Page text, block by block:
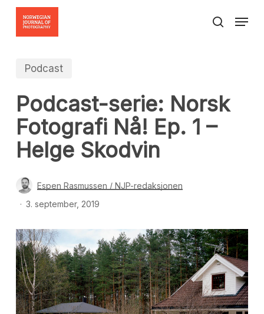
Skip
content
search
Menu
Podcast
Podcast-serie: Norsk
Fotografi Nå! Ep. 1 –
Helge Skodvin
Espen Rasmussen / NJP-redaksjonen
3. september, 2019